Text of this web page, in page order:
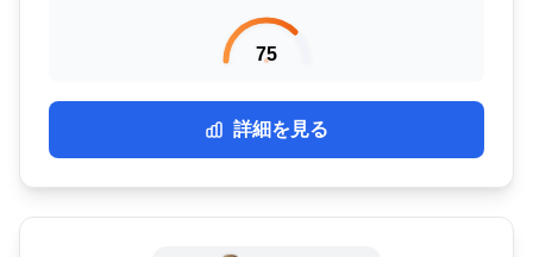
75
詳細を見る